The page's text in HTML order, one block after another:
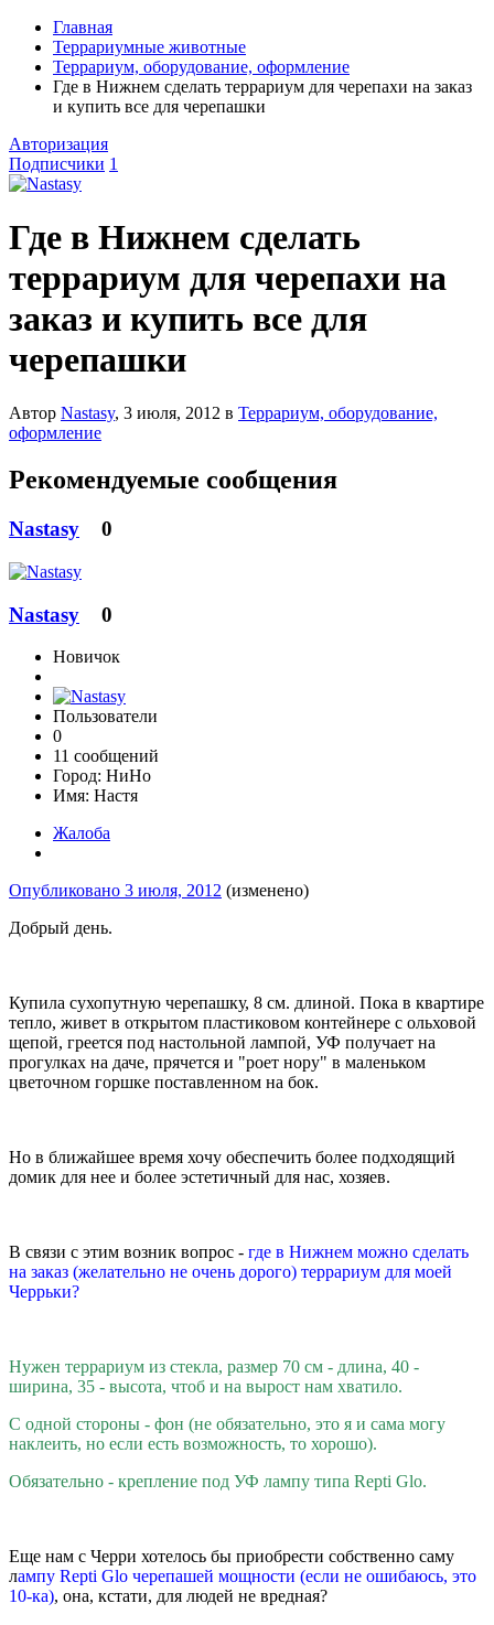
Главная
Террариумные животные
Террариум, оборудование, оформление
Где в Нижнем сделать террариум для черепахи на заказ
и купить все для черепашки
Авторизация
Подписчики 1
Где в Нижнем сделать
террариум для черепахи на
заказ и купить все для
черепашки
Автор Nastasy, 3 июля, 2012 в Террариум, оборудование,
оформление
Рекомендуемые сообщения
Nastasy 0
Nastasy 0
Новичок
Пользователи
0
11 сообщений
Город: НиНо
Имя: Настя
Жалоба
Опубликовано 3 июля, 2012 (изменено)
Добрый день.
Купила сухопутную черепашку, 8 см. длиной. Пока в квартире
тепло, живет в открытом пластиковом контейнере с ольховой
щепой, греется под настольной лампой, УФ получает на
прогулках на даче, прячется и "роет нору" в маленьком
цветочном горшке поставленном на бок.
Но в ближайшее время хочу обеспечить более подходящий
домик для нее и более эстетичный для нас, хозяев.
В связи с этим возник вопрос - где в Нижнем можно сделать
на заказ (желательно не очень дорого) террариум для моей
Черрьки?
Нужен террариум из стекла, размер 70 см - длина, 40 -
ширина, 35 - высота, чтоб и на вырост нам хватило.
С одной стороны - фон (не обязательно, это я и сама могу
наклеить, но если есть возможность, то хорошо).
Обязательно - крепление под УФ лампу типа Repti Glo.
Еще нам с Черри хотелось бы приобрести собственно саму
лампу Repti Glo черепашей мощности (если не ошибаюсь, это
10-ка), она, кстати, для людей не вредная?